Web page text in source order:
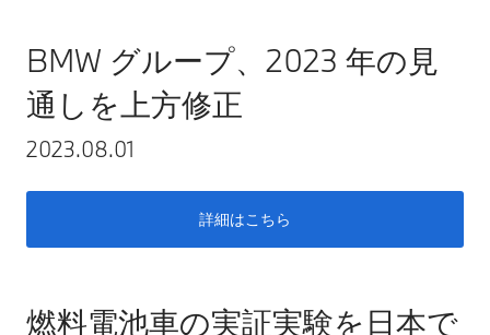
BMW グループ、2023 年の見
通しを上方修正
2023.08.01
詳細はこちら
燃料電池車の実証実験を日本で